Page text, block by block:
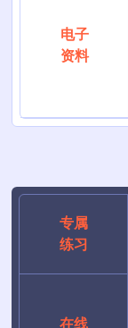
电子
资料
专属
练习
在线